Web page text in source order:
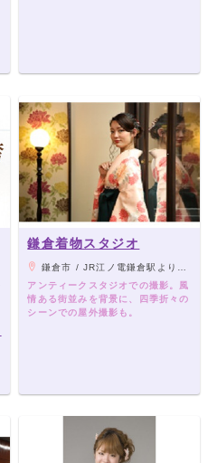
鎌倉着物スタジオ
鎌倉市 / JR江ノ電鎌倉駅より徒歩6分・鶴岡八幡宮まで徒歩2分
アンティークスタジオでの撮影。風
情ある街並みを背景に、四季折々の
シーンでの屋外撮影も。